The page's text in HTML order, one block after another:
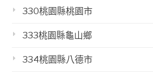
330桃園縣桃園市
333桃園縣龜山鄉
334桃園縣八德市